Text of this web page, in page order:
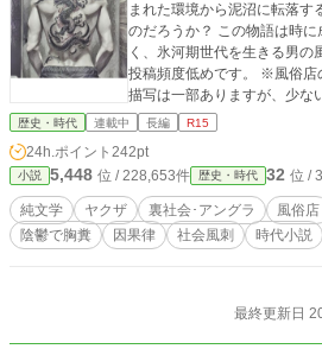
まれた環境から泥沼に転落
のだろうか？ この物語は時
く、氷河期世代を生きる男の
投稿頻度低めです。 ※風俗店
描写は一部ありますが、少
ローガールズや山間討鬼伝に
作品で使用の写真は実在の人
す。 ※状況により非公開にさ
承下さい
歴史・時代 連載中 長編 R15
24h.ポイント 242pt
小説 5,448 位 / 228,653件 歴史・時代 32 位 /
純文学 ヤクザ 裏社会･アングラ 風俗店
陰鬱で胸糞
因果律 社会風刺 時代小説
最終更新日